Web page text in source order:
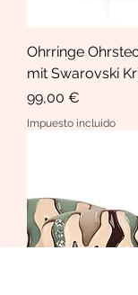
Ohrringe
mit Swarovski
Precio
99,00 €
Impuesto incluido